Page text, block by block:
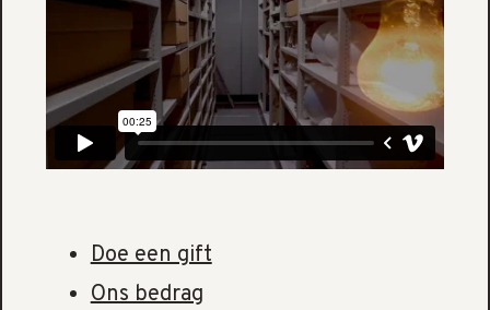
Doe een gift
Ons bedrag